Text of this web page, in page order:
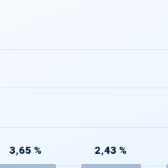
3,65 % 2,43 %